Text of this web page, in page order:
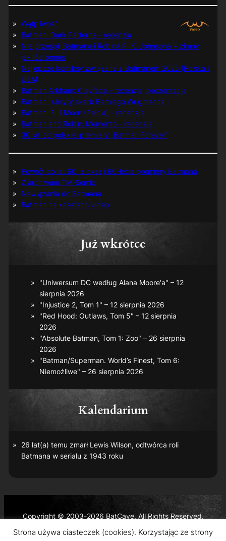
Wątpliwość
Batman: Dark Patterns – recenzja
Nie prześpij Batmana i Robina P. K. Johnsona + zimny
jak lód bonus
Najlepsze komiksy związane z Batmanem 2025 (Polska i
USA)
Batman Arkham: Clayface – recenzja, prezentacja
Batman i ukryty skarb Berniego Wrightsona
Batman: Full Moon (Pełnia) – recenzja
Batman and Robin: Memento – recenzja
30 lat od polskiej premiery „Batman Forever”
Powrót do lat 60. z okazji 60-lecia premiery Batmana
Z archiwum TM-Semic
Nawiązania do Batmana
Batman na kasetach video
Już wkrótce
"Uniwersum DC według Alana Moore'a" – 12
sierpnia 2026
"Injustice 2, Tom 1" – 12 sierpnia 2026
"Red Hood: Outlaws, Tom 5" – 12 sierpnia
2026
"Absolute Batman, Tom 1: Zoo" – 26 sierpnia
2026
"Batman/Superman. World’s Finest, Tom 6:
Niemożliwe" – 26 sierpnia 2026
Kalendarium
26 lat(a) temu zmarł Lewis Wilson, odtwórca roli
Batmana w serialu z 1943 roku
Copyright © 2003-2026 BatCave. All Rights Reserved.
Batman and all related characters and elements are the
trademarks of © DC Comics and Warner Bros. Entertainment
Strona używa ciasteczek (cookies). Korzystając ze strony